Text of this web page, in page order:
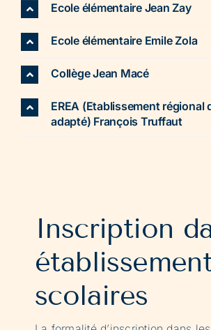
Ecole élémentaire Jean Zay
Ecole élémentaire Emile Zola
Collège Jean Macé
EREA (Etablissement régional
adapté) François Truffaut
Inscription
scolaires